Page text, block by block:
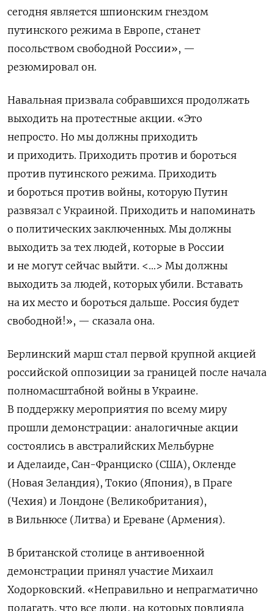
сегодня является шпионским гнездом
путинского режима в Европе, станет
посольством свободной России», —
резюмировал он.
Навальная призвала собравшихся продолжать
выходить на протестные акции. «Это
непросто. Но мы должны приходить
и приходить. Приходить против и бороться
против путинского режима. Приходить
и бороться против войны, которую Путин
развязал с Украиной. Приходить и напоминать
о политических заключенных. Мы должны
выходить за тех людей, которые в России
и не могут сейчас выйти. <…> Мы должны
выходить за людей, которых убили. Вставать
на их место и бороться дальше. Россия будет
свободной!», — сказала она.
Берлинский марш стал первой крупной акцией
российской оппозиции за границей после начала
полномасштабной войны в Украине.
В поддержку мероприятия по всему миру
прошли демонстрации: аналогичные акции
состоялись в австралийских Мельбурне
и Аделаиде, Сан-Франциско (США), Окленде
(Новая Зеландия), Токио (Япония), в Праге
(Чехия) и Лондоне (Великобритания),
в Вильнюсе (Литва) и Ереване (Армения).
В британской столице в антивоенной
демонстрации принял участие Михаил
Ходорковский. «Неправильно и непрагматично
полагать, что все люди, на которых повлияла